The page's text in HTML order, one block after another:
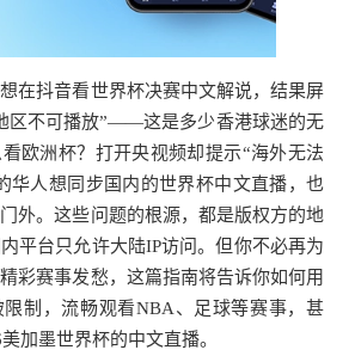
在抖音看世界杯决赛中文解说，结果屏
区不可播放”——这是多少香港球迷的无
欧洲杯？打开央视频却提示“海外无法
华人想同步国内的世界杯中文直播，也
外。这些问题的根源，都是版权方的地
平台只允许大陆IP访问。但你不必再为
彩赛事发愁，这篇指南将告诉你如何用
限制，流畅观看NBA、足球等赛事，甚
加墨世界杯的中文直播。